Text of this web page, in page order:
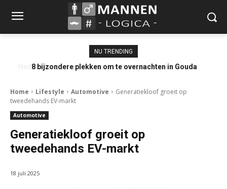
NU TRENDING
8 bijzondere plekken om te overnachten in Gouda
Home Lifestyle Automotive
Generatiekloof groeit op
tweedehands EV-markt
Automotive
Generatiekloof groeit op
tweedehands EV-markt
18 juli 2025